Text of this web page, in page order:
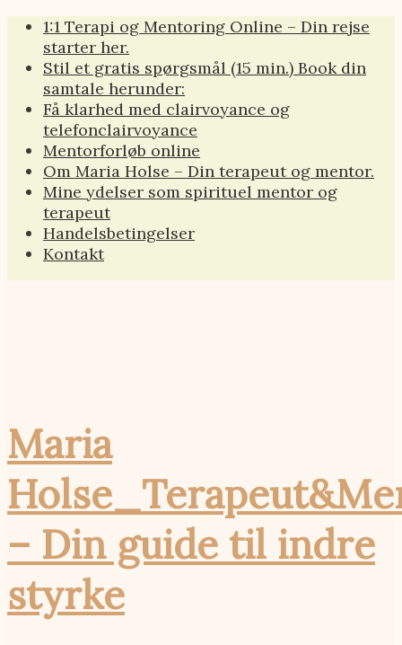
Videre
indhold
1:1 Terapi og Mentoring Online – Din rejse
starter her.
Stil et gratis spørgsmål (15 min.) Book din
samtale herunder:
Få klarhed med clairvoyance og
telefonclairvoyance
Mentorforløb online
Om Maria Holse – Din terapeut og mentor.
Mine ydelser som spirituel mentor og
terapeut
Handelsbetingelser
Kontakt
Maria
– Din guide til indre
styrke